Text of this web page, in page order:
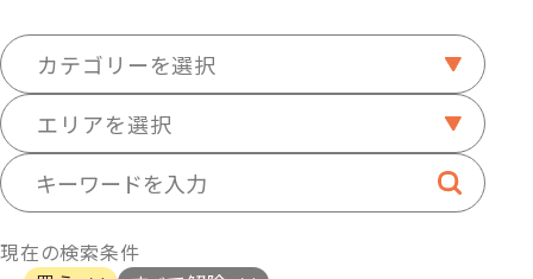
カテゴリーを選択
エリアを選択
キーワード検索
検索する
現在の検索条件